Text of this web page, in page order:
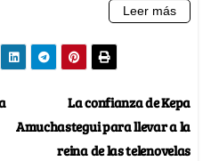
La confianza de Kepa
Amuchastegui para llevar a la
reina de las telenovelas